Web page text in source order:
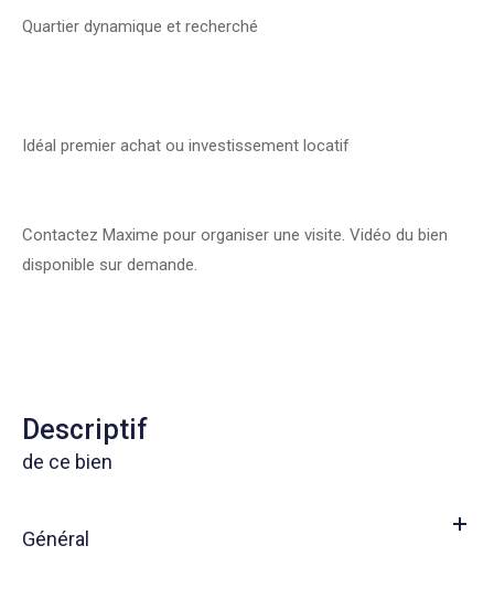
Quartier dynamique et recherché
Idéal premier achat ou investissement locatif
Contactez Maxime pour organiser une visite. Vidéo du bien
disponible sur demande.
descriptif
de ce bien
Général